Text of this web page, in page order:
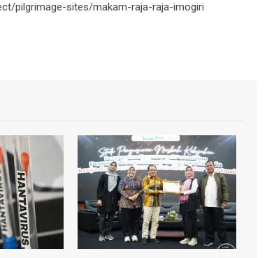
pilgrimage-sites/makam-raja-raja-imogiri